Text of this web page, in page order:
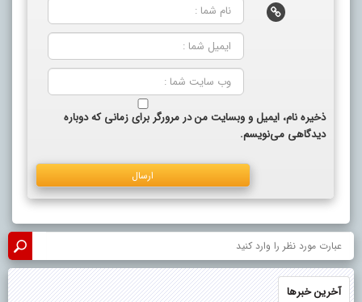
ذخیره نام، ایمیل و وبسایت من در مرورگر برای زمانی که دوباره
دیدگاهی می‌نویسم.
آخرین خبرها